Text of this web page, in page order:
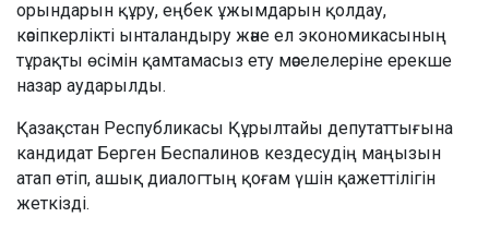
орындарын құру, еңбек ұжымдарын қолдау,
кәсіпкерлікті ынталандыру және ел экономикасының
тұрақты өсімін қамтамасыз ету мәселелеріне ерекше
назар аударылды.
Қазақстан Республикасы Құрылтайы депутаттығына
кандидат Берген Беспалинов кездесудің маңызын
атап өтіп, ашық диалогтың қоғам үшін қажеттілігін
жеткізді.